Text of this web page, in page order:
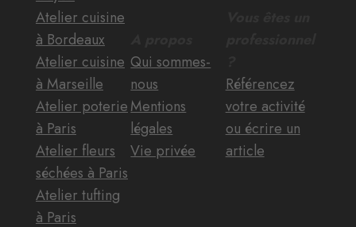
Atelier cuisine
à Bordeaux
Atelier cuisine
à Marseille
Atelier poterie
à Paris
Atelier fleurs
séchées à Paris
Atelier tufting
à Paris
Qui sommes-
nous
Mentions
légales
Vie privée
Référencez
votre activité
ou écrire un
article